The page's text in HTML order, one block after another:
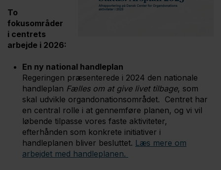
To
fokusområder
i centrets
arbejde i 2026:
En ny national handleplan
Regeringen præsenterede i 2024 den nationale
handleplan Fælles om at give livet tilbage, som
skal udvikle organdonationsområdet. Centret har
en central rolle i at gennemføre planen, og vi vil
løbende tilpasse vores faste aktiviteter,
efterhånden som konkrete initiativer i
handleplanen bliver besluttet. Læs mere om
arbejdet med handleplanen.